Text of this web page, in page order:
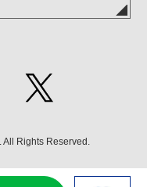
Rights Reserved.